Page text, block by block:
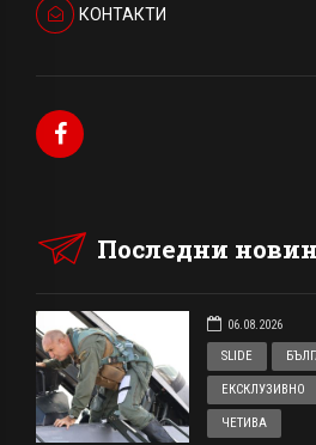
КОНТАКТИ
Последни
06.08.2026
SLIDE
ЕКСКЛУЗИВНО
ЧЕТИВА